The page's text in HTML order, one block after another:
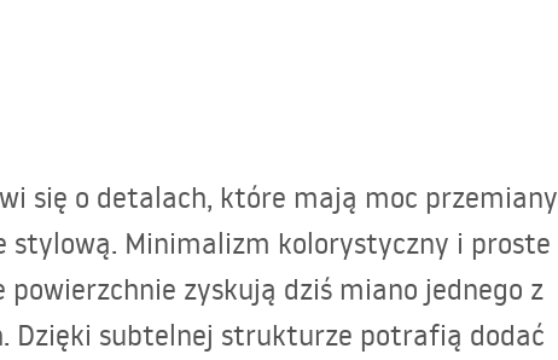
się o detalach, które mają moc przemiany
Minimalizm kolorystyczny i proste
zyskują dziś miano jednego z
Dzięki subtelnej strukturze potrafią dodać